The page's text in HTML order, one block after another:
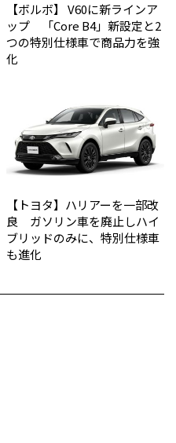
【ボルボ】 V60に新ラインア
ップ 「Core B4」新設定と2
つの特別仕様車で商品力を強
化
【トヨタ】ハリアーを一部改
良 ガソリン車を廃止しハイ
ブリッドのみに、特別仕様車
も進化